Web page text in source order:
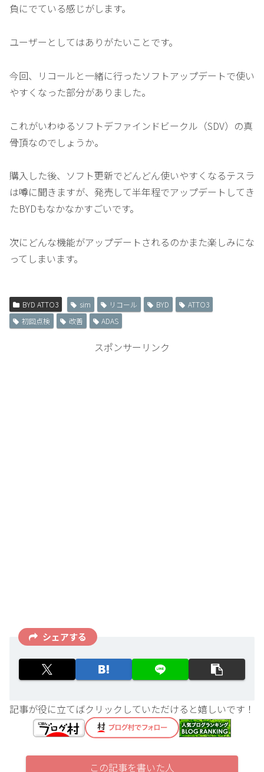
負にでている感じがします。
ユーザーとしてはありがたいことです。
今回、リコールと一緒に行ったソフトアップデートで使い
やすくなった部分がありました。
これがいわゆるソフトデファインドビークル（SDV）の真
骨頂なのでしょうか。
購入した後、ソフト更新でどんどん使いやすくなるテスラ
は噂に聞きますが、発売して半年程でアップデートしてき
たBYDもなかなかすごいです。
次にどんな機能がアップデートされるのかまた楽しみにな
ってしまいます。
BYD ATTO3 sim リコール BYD
ATTO3
初回点検
改善 ADAS
スポンサーリンク
シェアする
記事が役に立てばクリックしていただけると嬉しいです！
この記事を書いた人